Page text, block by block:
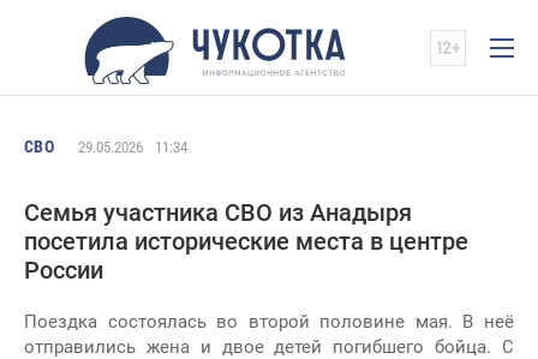
СВО 29.05.2026 11:34
Семья участника СВО из Анадыря
посетила исторические места в центре
России
Поездка состоялась во второй половине мая. В неё
отправились жена и двое детей погибшего бойца. С